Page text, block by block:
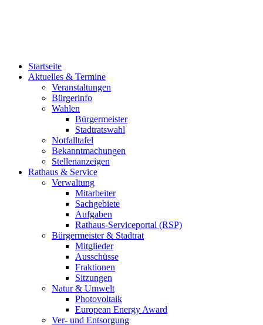
Startseite
Aktuelles & Termine
Veranstaltungen
Bürgerinfo
Wahlen
Bürgermeister
Stadtratswahl
Notfalltafel
Bekanntmachungen
Stellenanzeigen
Rathaus & Service
Verwaltung
Mitarbeiter
Sachgebiete
Aufgaben
Rathaus-Serviceportal (RSP)
Bürgermeister & Stadtrat
Mitglieder
Ausschüsse
Fraktionen
Sitzungen
Natur & Umwelt
Photovoltaik
European Energy Award
Ver- und Entsorgung